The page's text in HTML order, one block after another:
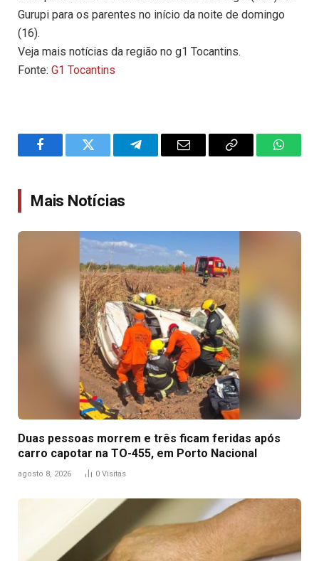
Gurupi para os parentes no início da noite de domingo
(16).
Veja mais notícias da região no g1 Tocantins.
Fonte: G1 Tocantins
FacebookTwitter TelegramEmail
Copy
Mais Notícias
Duas pessoas morrem e três ficam feridas após
carro capotar na TO-455, em Porto Nacional
agosto 8, 2026 0 Visitas